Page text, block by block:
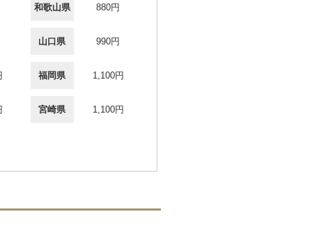
和歌山県 880円
山口県 990円
福岡県 1,100円
宮崎県 1,100円